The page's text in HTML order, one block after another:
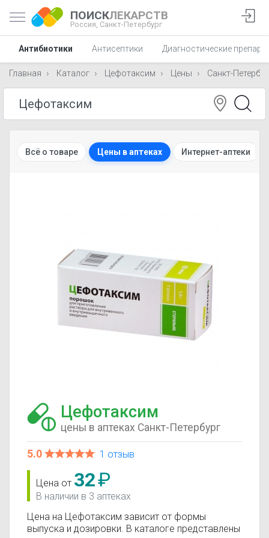
ПОИСКЛЕКАРСТВ
Россия, Санкт-Петербург
Антибиотики Антисептики Диагностические
Главная Каталог Цефотаксим Цены Санкт-
Всё о товаре Цены в аптеках Интернет-аптеки
Цефотаксим
цены в аптеках Санкт-Петербург
5.0 1 отзыв
Цена от 32₽
В наличии в 3 аптеках
Цена на Цефотаксим зависит от формы
выпуска и дозировки. В каталоге представлены